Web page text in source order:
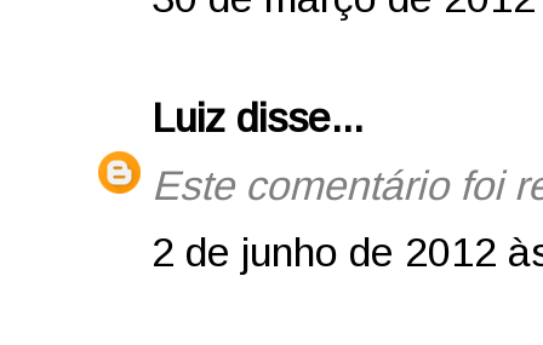
Luiz disse...
Este comentário foi
2 de junho de 2012